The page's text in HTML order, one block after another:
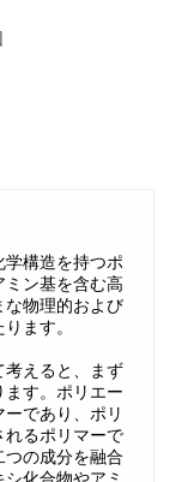
構造を持つポ
ミン基を含む高
な物理的および
ます。
考えると、まず
す。ポリエー
であり、ポリ
れるポリマーで
の成分を融合